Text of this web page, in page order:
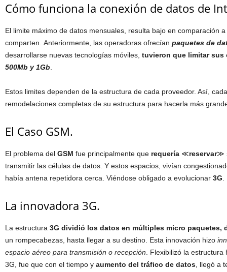
Cómo funciona la conexión de datos de
El limite máximo de datos mensuales, resulta bajo en comparación
comparten. Anteriormente, las operadoras ofrecían paquetes de
desarrollarse nuevas tecnologías móviles, tuvieron que limitar sus
500Mb y 1Gb
Estos limites dependen de la estructura de cada proveedor. Así,
remodelaciones completas de su estructura para hacerla más
El Caso GSM.
El problema del GSM fue principalmente que requería ≪reservar≫
transmitir las células de datos. Y estos espacios, vivían
había antena repetidora cerca. Viéndose obligado a evolucionar 3G
La innovadora 3G.
La estructura 3G dividió los datos en múltiples micro paquetes,
un rompecabezas, hasta llegar a su destino. Esta innovación hizo
espacio aéreo para transmisión o recepción . Flexibilizó la
3G, fue que con el tiempo y aumento del tráfico de datos , llegó a